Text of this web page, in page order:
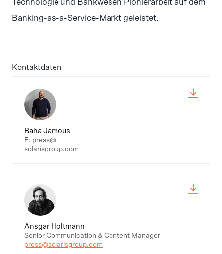
Technologie und Bankwesen Pionierarbeit auf dem
Banking-as-a-Service-Markt geleistet.
Kontaktdaten
Baha Jamous
E: press@
solarisgroup.com
Ansgar Holtmann
Senior Communication & Content Manager
press@solarisgroup.com